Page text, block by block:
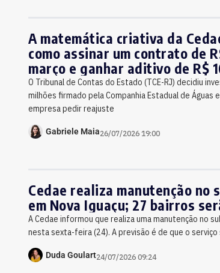
A matemática criativa da
como assinar um contrato de
março e ganhar aditivo de R$
abril
O Tribunal de Contas do Estado (TCE-RJ) decidiu
milhões firmado pela Companhia Estadual de Águas
empresa pedir reajuste
Gabriele Maia26/07/2026 19:00
Cedae realiza manutenção no
em Nova Iguaçu; 27 bairros
A Cedae informou que realiza uma manutenção no
nesta sexta-feira (24). A previsão é de que o serviço
Duda Goulart24/07/2026 09:24